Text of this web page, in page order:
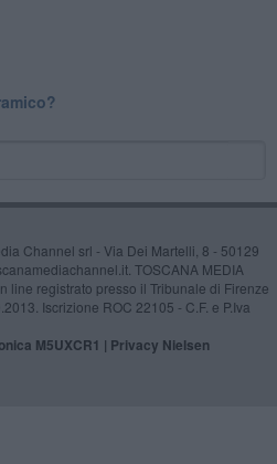
Channel srl - Via Dei Martelli, 8 - 50129
TOSCANA MEDIA
line registrato presso il Tribunale di Firenze
Iscrizione ROC 22105 - C.F. e P.Iva
M5UXCR1 | Privacy Nielsen